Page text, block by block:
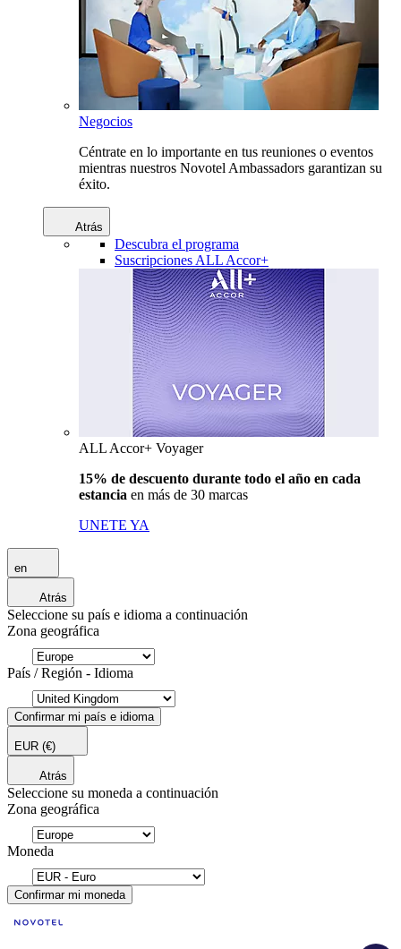
Negocios
Céntrate en lo importante en tus reuniones o eventos
mientras nuestros Novotel Ambassadors garantizan su
éxito.
Atrás
Descubra el programa
Suscripciones ALL Accor+
ALL Accor+ Voyager
15% de descuento durante todo el año en cada
estancia en más de 30 marcas
UNETE YA
en
Atrás
Seleccione su país e idioma a continuación
Zona geográfica
País / Región - Idioma
Confirmar mi país e idioma
EUR (€)
Atrás
Seleccione su moneda a continuación
Zona geográfica
Moneda
Confirmar mi moneda